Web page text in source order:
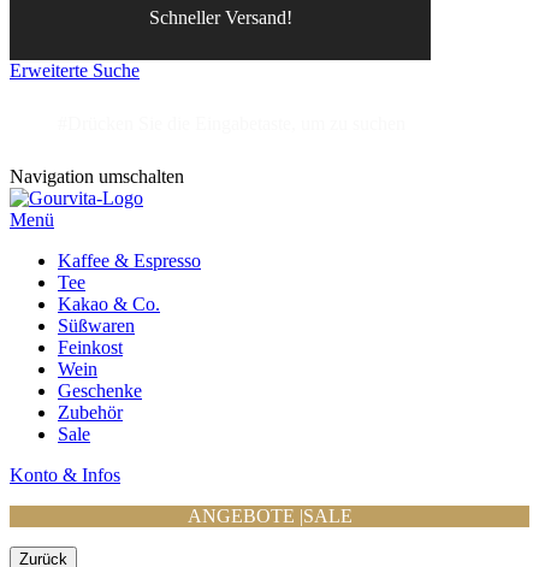
Schneller Versand!
Erweiterte Suche
Navigation umschalten
Menü
Kaffee & Espresso
Tee
Kakao & Co.
Süßwaren
Feinkost
Wein
Geschenke
Zubehör
Sale
Konto & Infos
ANGEBOTE |SALE
Zurück